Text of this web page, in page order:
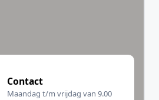
Contact
Maandag t/m vrijdag van 9.00